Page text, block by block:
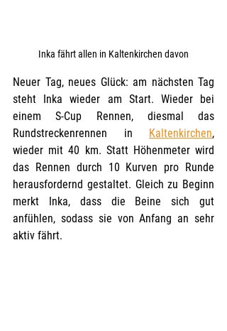
Inka fährt allen in Kaltenkirchen davon
Neuer Tag, neues Glück: am nächsten Tag
steht Inka wieder am Start. Wieder bei
einem S-Cup Rennen, diesmal das
Rundstreckenrennen in Kaltenkirchen,
wieder mit 40 km. Statt Höhenmeter wird
das Rennen durch 10 Kurven pro Runde
herausfordernd gestaltet. Gleich zu Beginn
merkt Inka, dass die Beine sich gut
anfühlen, sodass sie von Anfang an sehr
aktiv fährt.